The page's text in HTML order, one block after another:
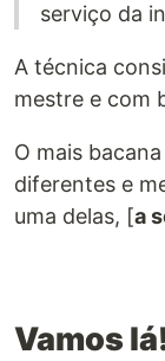
serviço da
A técnica
mestre e com
O mais
diferentes e
uma delas, [a
Vamos